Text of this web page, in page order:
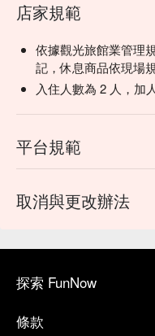
店家規範
依據觀光旅館業管理
記，休息商品依現場
入住人數為 2 人，加
平台規範
取消與更改辦法
探索 FunNow
條款